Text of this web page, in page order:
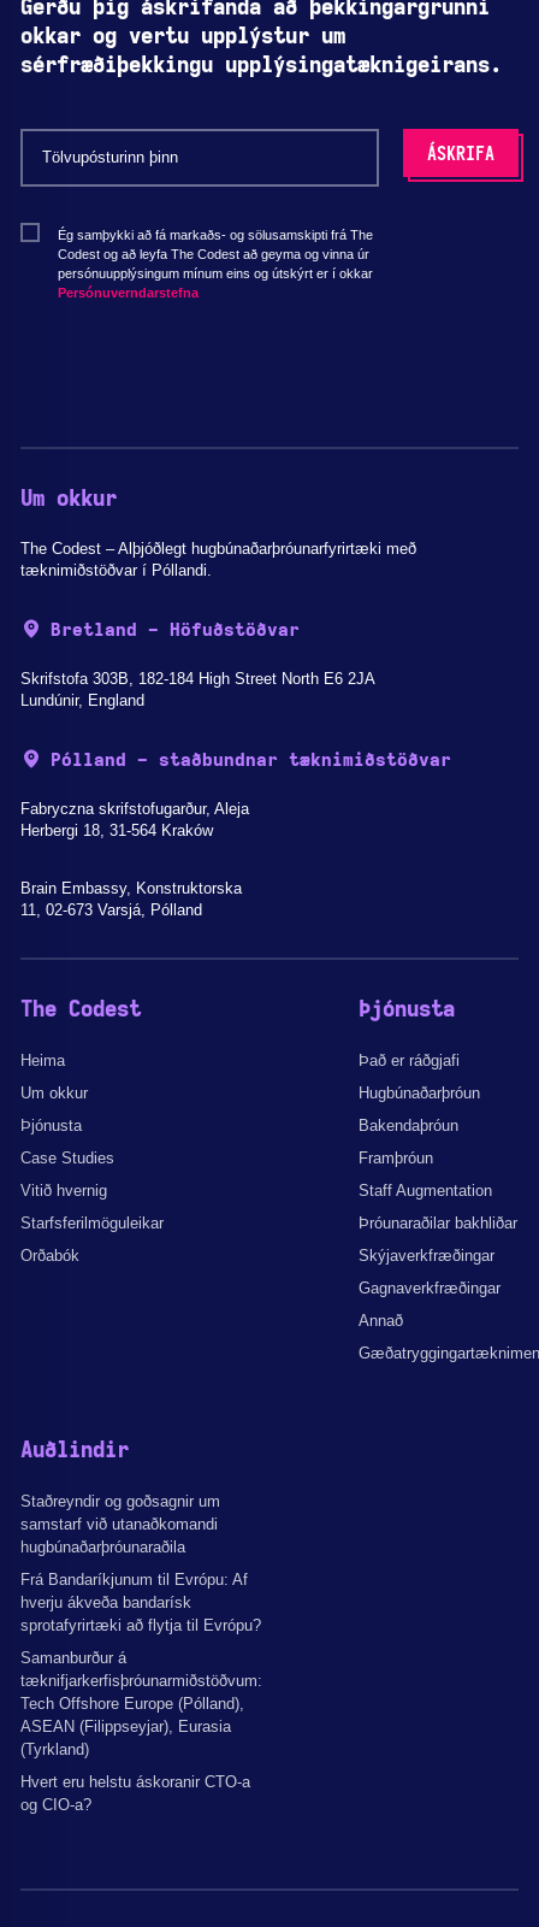
Gerðu þig áskrifanda að þekkingargrunni
okkar og vertu upplýstur um
sérfræðiþekkingu upplýsingatæknigeirans.
Ég samþykki að fá markaðs- og sölusamskipti frá The
Codest og að leyfa The Codest að geyma og vinna úr
persónuupplýsingum mínum eins og útskýrt er í okkar
Persónuverndarstefna
Um okkur
The Codest – Alþjóðlegt hugbúnaðarþróunarfyrirtæki með
tæknimiðstöðvar í Póllandi.
Bretland - Höfuðstöðvar
Skrifstofa 303B, 182-184 High Street North E6 2JA
Lundúnir, England
Pólland - staðbundnar tæknimiðstöðvar
Fabryczna skrifstofugarður, Aleja
Herbergi 18, 31-564 Kraków
Brain Embassy, Konstruktorska
11, 02-673 Varsjá, Pólland
The Codest
Heima
Um okkur
Þjónusta
Case Studies
Vitið hvernig
Starfsferilmöguleikar
Orðabók
Þjónusta
Það er ráðgjafi
Hugbúnaðarþróun
Bakendaþróun
Framþróun
Staff Augmentation
Þróunaraðilar bakhliðar
Skýjaverkfræðingar
Gagnaverkfræðingar
Annað
Auðlindir
Staðreyndir og goðsagnir um
samstarf við utanaðkomandi
hugbúnaðarþróunaraðila
Frá Bandaríkjunum til Evrópu: Af
hverju ákveða bandarísk
sprotafyrirtæki að flytja til Evrópu?
Samanburður á
tæknifjarkerfisþróunarmiðstöðvum:
Tech Offshore Europe (Pólland),
ASEAN (Filippseyjar), Eurasia
(Tyrkland)
Hvert eru helstu áskoranir CTO-a
og CIO-a?